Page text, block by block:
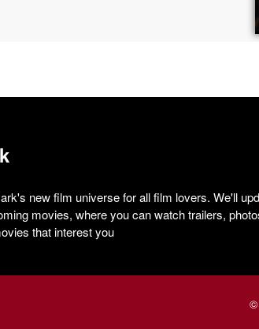
new film universe for all film lovers. We'll
movies, where you can watch trailers,
that interest you
©